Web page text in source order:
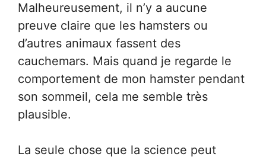
Malheureusement, il n’y a aucune
preuve claire que les hamsters ou
d’autres animaux fassent des
cauchemars. Mais quand je regarde le
comportement de mon hamster pendant
son sommeil, cela me semble très
plausible.
La seule chose que la science peut